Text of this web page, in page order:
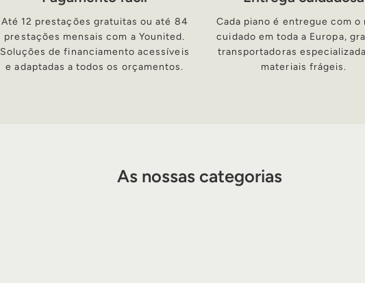
Até 12 prestações gratuitas ou até 84
prestações mensais com a Younited.
Soluções de financiamento acessíveis
e adaptadas a todos os orçamentos.
Cada piano é entregue com o
cuidado em toda a Europa,
transportadoras
materiais frágeis.
As nossas categorias